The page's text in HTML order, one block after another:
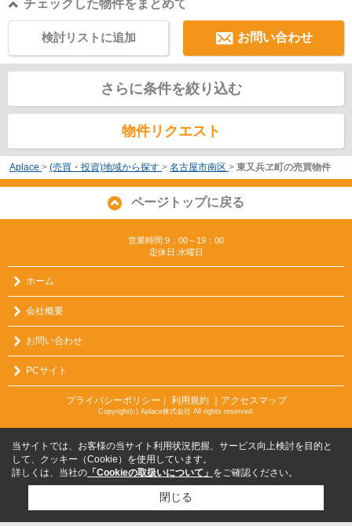
チェックした物件をまとめて
お問い合わせ
検討リストに追加
さらに条件を絞り込む
物件リクエスト
Aplace > (売買・投資)地域から探す > 名古屋市南区 > 東又兵ヱ町の売買物件
ページトップに戻る
営業時間:9：00～19：00
定休日:水曜日
ホーム
会社概要
お問い合わせ
PCサイト
プライバシーポリシー ｜ 利用規約 ｜アクセスマップ
Copyright(c) Aplace株式会社 All rights reserved.
当サイトでは、お客様の当サイト利用状況把握、サービス向上検討を目的と
して、クッキー（Cookie）を使用しています。
詳しくは、当社の 「Cookieの取扱いについて」 をご確認ください。
閉じる